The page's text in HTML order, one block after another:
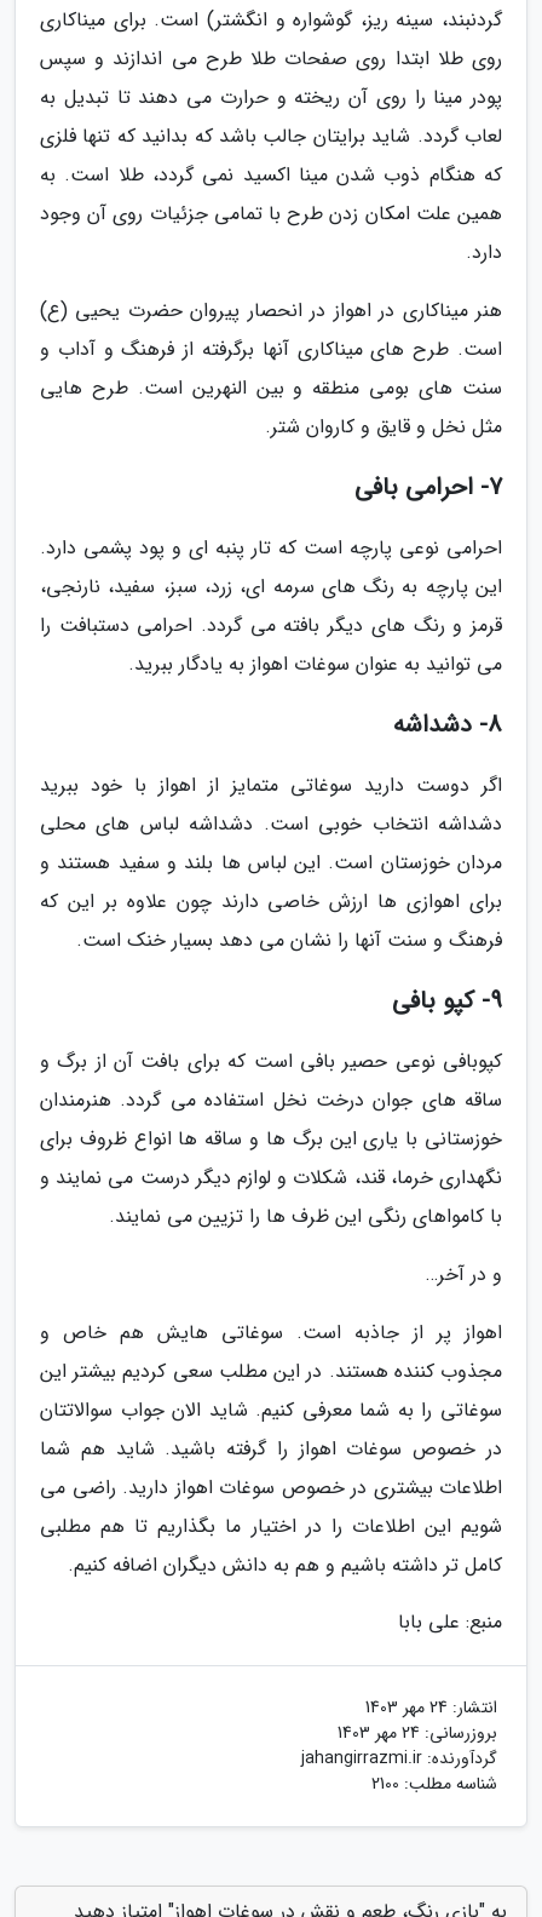
گردنبند، سینه ریز، گوشواره و انگشتر) است. برای میناکاری
روی طلا ابتدا روی صفحات طلا طرح می اندازند و سپس
پودر مینا را روی آن ریخته و حرارت می دهند تا تبدیل به
لعاب گردد. شاید برایتان جالب باشد که بدانید که تنها فلزی
که هنگام ذوب شدن مینا اکسید نمی گردد، طلا است. به
همین علت امکان زدن طرح با تمامی جزئیات روی آن وجود
دارد.
هنر میناکاری در اهواز در انحصار پیروان حضرت یحیی (ع)
است. طرح های میناکاری آنها برگرفته از فرهنگ و آداب و
سنت های بومی منطقه و بین النهرین است. طرح هایی
مثل نخل و قایق و کاروان شتر.
7- احرامی بافی
احرامی نوعی پارچه است که تار پنبه ای و پود پشمی دارد.
این پارچه به رنگ های سرمه ای، زرد، سبز، سفید، نارنجی،
قرمز و رنگ های دیگر بافته می گردد. احرامی دستبافت را
می توانید به عنوان سوغات اهواز به یادگار ببرید.
8- دشداشه
اگر دوست دارید سوغاتی متمایز از اهواز با خود ببرید
دشداشه انتخاب خوبی است. دشداشه لباس های محلی
مردان خوزستان است. این لباس ها بلند و سفید هستند و
برای اهوازی ها ارزش خاصی دارند چون علاوه بر این که
فرهنگ و سنت آنها را نشان می دهد بسیار خنک است.
9- کپو بافی
کپوبافی نوعی حصیر بافی است که برای بافت آن از برگ و
ساقه های جوان درخت نخل استفاده می گردد. هنرمندان
خوزستانی با یاری این برگ ها و ساقه ها انواع ظروف برای
نگهداری خرما، قند، شکلات و لوازم دیگر درست می نمایند و
با کامواهای رنگی این ظرف ها را تزیین می نمایند.
و در آخر…
اهواز پر از جاذبه است. سوغاتی هایش هم خاص و
مجذوب کننده هستند. در این مطلب سعی کردیم بیشتر این
سوغاتی را به شما معرفی کنیم. شاید الان جواب سوالاتتان
در خصوص سوغات اهواز را گرفته باشید. شاید هم شما
اطلاعات بیشتری در خصوص سوغات اهواز دارید. راضی می
شویم این اطلاعات را در اختیار ما بگذاریم تا هم مطلبی
کامل تر داشته باشیم و هم به دانش دیگران اضافه کنیم.
منبع: علی بابا
انتشار: 24 مهر 1403
بروزرسانی: 24 مهر 1403
گردآورنده: jahangirrazmi.ir
شناسه مطلب: 2100